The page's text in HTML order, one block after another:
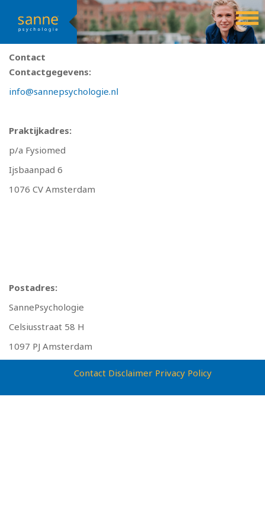
Sanne Psychologie
Contact
Contactgegevens:
info@sannepsychologie.nl
Praktijkadres:
p/a Fysiomed
Ijsbaanpad 6
1076 CV Amsterdam
Postadres:
SannePsychologie
Celsiusstraat 58 H
1097 PJ Amsterdam
Contact Disclaimer Privacy Policy